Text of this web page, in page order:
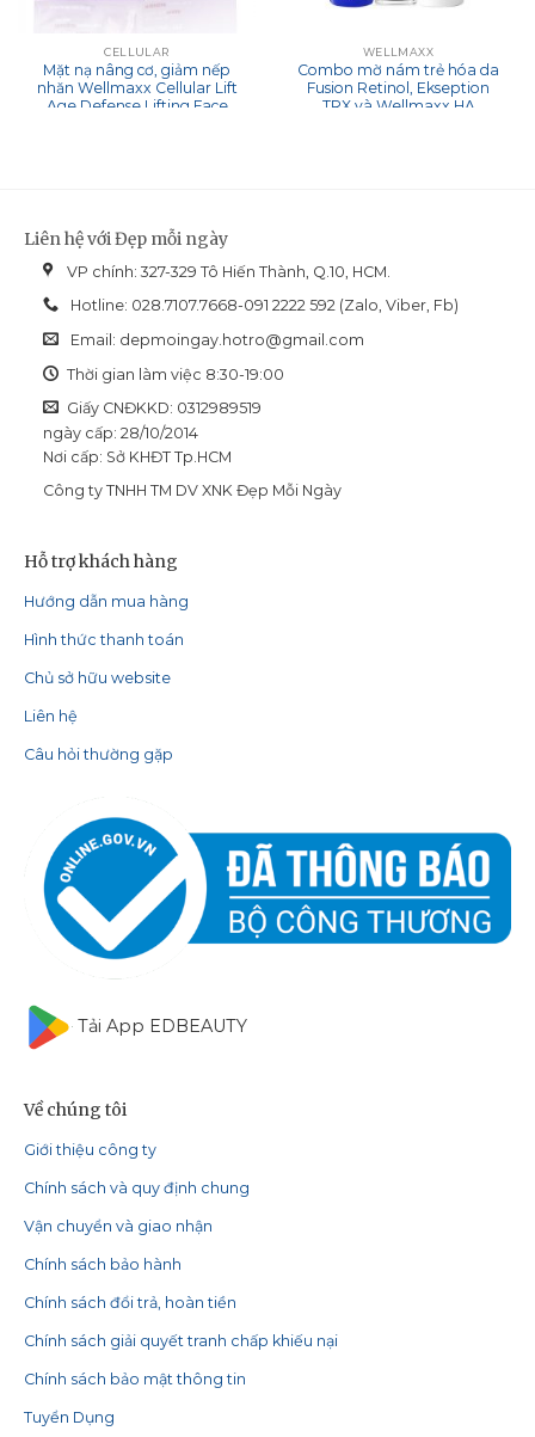
CELLULAR
Mặt nạ nâng cơ, giảm nếp
nhăn Wellmaxx Cellular Lift
Age Defense Lifting Face
WELLMAXX
Combo mờ nám trẻ hóa da
Fusion Retinol, Ekseption
TRX và Wellmaxx HA
Liên hệ với Đẹp mỗi ngày
VP chính: 327-329 Tô Hiến Thành, Q.10, HCM.
Hotline: 028.7107.7668-091 2222 592 (Zalo, Viber, Fb)
Email: depmoingay.hotro@gmail.com
Thời gian làm việc 8:30-19:00
Giấy CNĐKKD: 0312989519
ngày cấp: 28/10/2014
Nơi cấp: Sở KHĐT Tp.HCM
Công ty TNHH TM DV XNK Đẹp Mỗi Ngày
Hỗ trợ khách hàng
Hướng dẫn mua hàng
Hình thức thanh toán
Chủ sở hữu website
Liên hệ
Câu hỏi thường gặp
Tải App EDBEAUTY
Về chúng tôi
Giới thiệu công ty
Chính sách và quy định chung
Vận chuyển và giao nhận
Chính sách bảo hành
Chính sách đổi trả, hoàn tiền
Chính sách giải quyết tranh chấp khiếu nại
Chính sách bảo mật thông tin
Tuyển Dụng